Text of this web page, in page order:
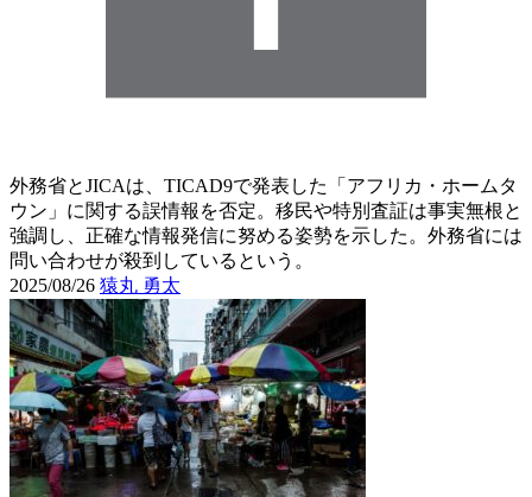
外務省とJICAは、TICAD9で発表した「アフリカ・ホームタ
ウン」に関する誤情報を否定。移民や特別査証は事実無根と
強調し、正確な情報発信に努める姿勢を示した。外務省には
問い合わせが殺到しているという。
2025/08/26 猿丸 勇太